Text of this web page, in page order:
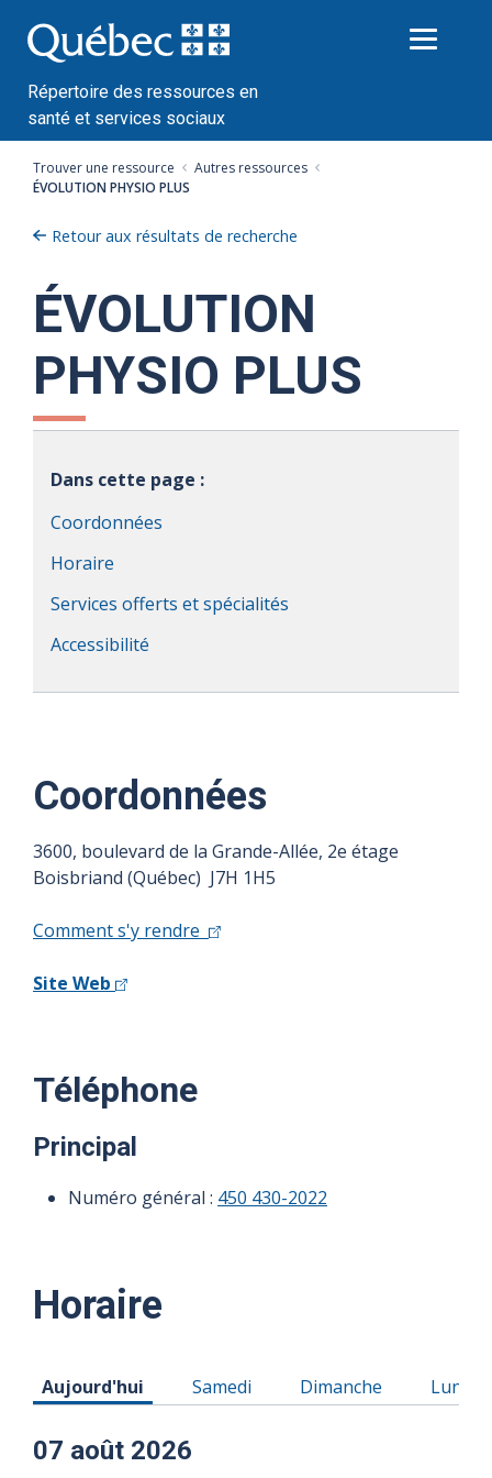
au
contenu
Répertoire des ressources en
santé et services sociaux
Trouver une ressource
Autres ressources
ÉVOLUTION PHYSIO PLUS
Retour aux résultats de recherche
ÉVOLUTION
PHYSIO PLUS
Dans cette page :
Coordonnées
Horaire
Services offerts et spécialités
Accessibilité
Coordonnées
3600, boulevard de la Grande-Allée, 2e étage
Boisbriand (Québec) J7H 1H5
Comment s'y rendre
Site Web
Téléphone
Principal
Numéro général : 450 430-2022
Horaire
Horaire du Vendredi 07 août 2026
Aujourd'hui Horaire du Samedi 08 août 2026
Samedi Horaire du Dimanche
Dimanche Lundi
07 août 2026